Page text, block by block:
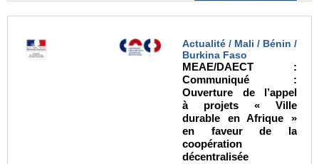
Actualité / Mali / Bénin /
Burkina Faso
MEAE/DAECT :
Communiqué :
Ouverture de l’appel
à projets « Ville
durable en Afrique »
en faveur de la
coopération
décentralisée